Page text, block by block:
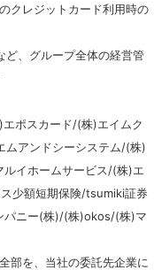
クレジットカード利用時の
ど、グループ全体の経営管
ポスカード/(株)エイムク
ムアンドシーシステム/(株)
イホームサービス/(株)エ
少額短期保険/tsumiki証券
パニー(株)/(株)okos/(株)マ
部を、当社の委託先企業に